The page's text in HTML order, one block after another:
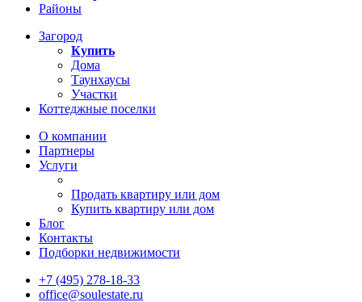
Районы
Загород
Купить
Дома
Таунхаусы
Участки
Коттеджные поселки
О компании
Партнеры
Услуги
Продать квартиру или дом
Купить квартиру или дом
Блог
Контакты
Подборки недвижимости
+7 (495) 278-18-33
office@soulestate.ru